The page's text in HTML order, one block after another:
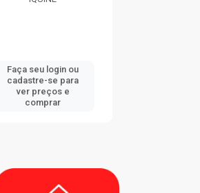
Faça seu login ou
cadastre-se para
ver preços e
comprar